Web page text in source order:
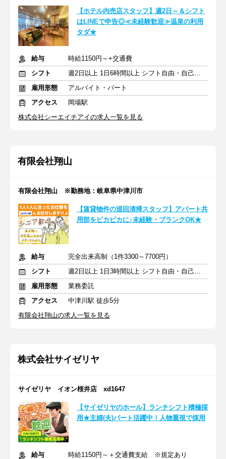
【ホテル内売店スタッフ】週2日～＆シフト
はLINEで申告◎≪未経験歓迎≫温泉の利用
タダ★
給与
時給1150円～+交通費
シフト
週2日以上 1日6時間以上 シフト自由・自己申告
雇用形態
アルバイト・パート
アクセス
岡場駅
株式会社シーエイチアイの求人一覧を見る
有限会社翔山
有限会社翔山 ※勤務地：岐阜県中津川市
【賃貸物件の巡回清掃スタッフ】アパート共
用部をピカピカに♪未経験・ブランクOK★
給与
完全出来高制（1件3300～7700円）
シフト
週2日以上 1日3時間以上 シフト自由・自己申告
雇用形態
業務委託
アクセス
中津川駅 徒歩5分
有限会社翔山の求人一覧を見る
株式会社サイゼリヤ
サイゼリヤ イオン桜井店 xd1647
【サイゼリヤのホール】ランチシフト積極採
用★主婦(夫)パート活躍中！人物重視で採用
給与
時給1150円～＋交通費支給 ※規定あり